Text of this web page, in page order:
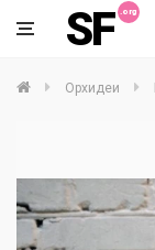
SF
Орхидеи